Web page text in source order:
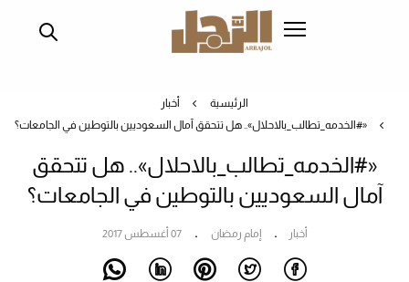
الرئيسية
أخبار
«#الخدمه_تطالب_بالاحلال».. هل تتحقق آمال السعوديين بالتوطين في الجامعات؟
«#الخدمه_تطالب_بالاحلال».. هل تتحقق
آمال السعوديين بالتوطين في الجامعات؟
أخبار إمام رمضان 07 أغسطس 2017